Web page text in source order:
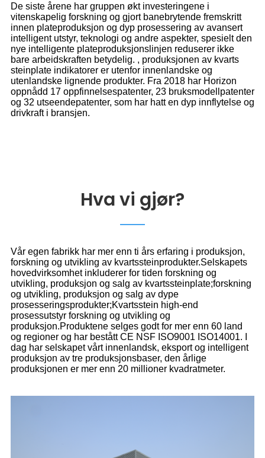
De siste årene har gruppen økt investeringene i
vitenskapelig forskning og gjort banebrytende fremskritt
innen plateproduksjon og dyp prosessering av avansert
intelligent utstyr, teknologi og andre aspekter, spesielt den
nye intelligente plateproduksjonslinjen reduserer ikke
bare arbeidskraften betydelig. , produksjonen av kvarts
steinplate indikatorer er utenfor innenlandske og
utenlandske lignende produkter. Fra 2018 har Horizon
oppnådd 17 oppfinnelsespatenter, 23 bruksmodellpatenter
og 32 utseendepatenter, som har hatt en dyp innflytelse og
drivkraft i bransjen.
Hva vi gjør?
Vår egen fabrikk har mer enn ti års erfaring i produksjon,
forskning og utvikling av kvartssteinprodukter.Selskapets
hovedvirksomhet inkluderer for tiden forskning og
utvikling, produksjon og salg av kvartssteinplate;forskning
og utvikling, produksjon og salg av dype
prosesseringsprodukter;Kvartsstein high-end
prosessutstyr forskning og utvikling og
produksjon.Produktene selges godt for mer enn 60 land
og regioner og har bestått CE NSF ISO9001 ISO14001. I
dag har selskapet vårt innenlandsk, eksport og intelligent
produksjon av tre produksjonsbaser, den årlige
produksjonen er mer enn 20 millioner kvadratmeter.